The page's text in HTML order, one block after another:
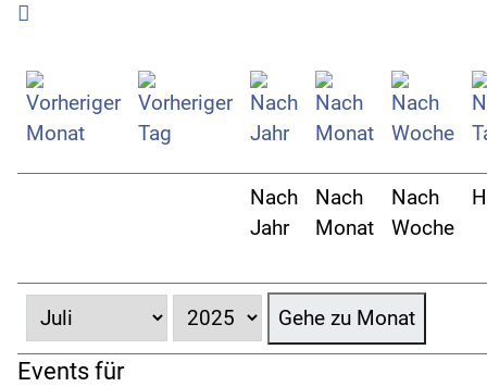
Nach
Jahr
Nach
Monat
Nach
Woche
Gehe zu Monat
Events für